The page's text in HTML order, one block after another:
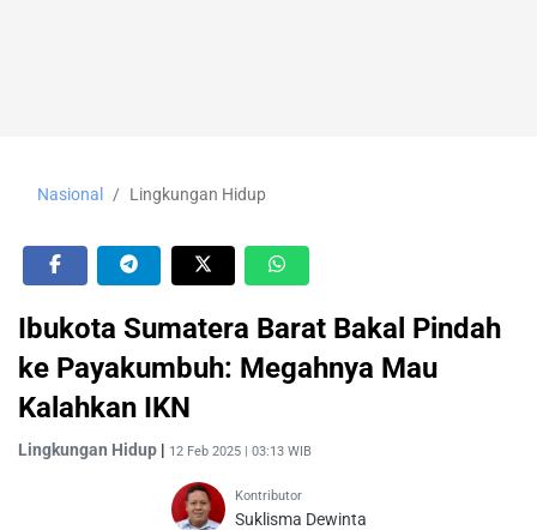
Nasional Lingkungan Hidup
Ibukota Sumatera Barat Bakal Pindah
ke Payakumbuh: Megahnya Mau
Kalahkan IKN
Lingkungan Hidup | 12 Feb 2025 | 03:13 WIB
Kontributor
Suklisma Dewinta